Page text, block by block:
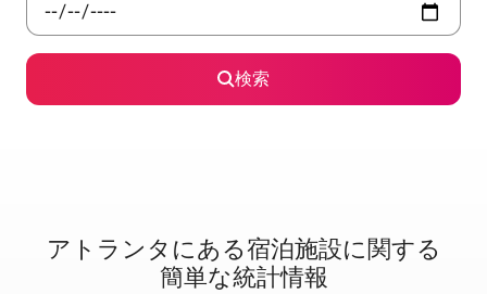
検索
アトランタに⁠あ⁠る宿⁠泊⁠施⁠設⁠に関⁠す⁠る
簡⁠単⁠な統⁠計⁠情⁠報